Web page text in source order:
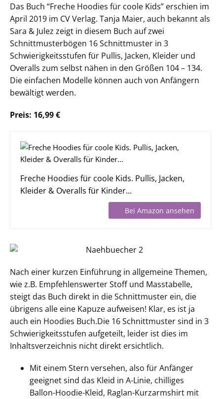
Das Buch “Freche Hoodies für coole Kids” erschien im
April 2019 im CV Verlag. Tanja Maier, auch bekannt als
Sara & Julez zeigt in diesem Buch auf zwei
Schnittmusterbögen 16 Schnittmuster in 3
Schwierigkeitsstufen für Pullis, Jacken, Kleider und
Overalls zum selbst nähen in den Größen 104 – 134.
Die einfachen Modelle können auch von Anfängern
bewältigt werden.
Preis: 16,99 €
Freche Hoodies für coole Kids. Pullis, Jacken,
Kleider & Overalls für Kinder...
Bei Amazon ansehen
Nach einer kurzen Einführung in allgemeine Themen,
wie z.B. Empfehlenswerter Stoff und Masstabelle,
steigt das Buch direkt in die Schnittmuster ein, die
übrigens alle eine Kapuze aufweisen! Klar, es ist ja
auch ein Hoodies Buch.Die 16 Schnittmuster sind in 3
Schwierigkeitsstufen aufgeteilt, leider ist dies im
Inhaltsverzeichnis nicht direkt ersichtlich.
Mit einem Stern versehen, also für Anfänger
geeignet sind das Kleid in A-Linie, chilliges
Ballon-Hoodie-Kleid, Raglan-Kurzarmshirt mit